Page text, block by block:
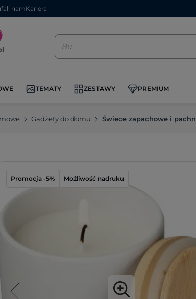
namKariera
TEMATY ZESTAWY PREMIUM
Gadżety do domu Świece zapachowe i
Promocja -5% Możliwość nadruku